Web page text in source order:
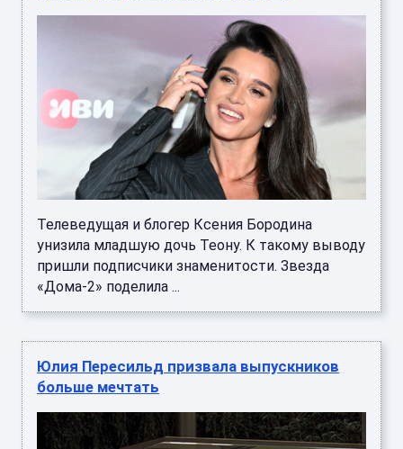
Телеведущая и блогер Ксения Бородина
унизила младшую дочь Теону. К такому выводу
пришли подписчики знаменитости. Звезда
«Дома-2» поделила ...
Юлия Пересильд призвала выпускников
больше мечтать